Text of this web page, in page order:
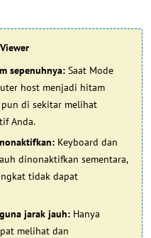
sepenuhnya: Saat Mode
host menjadi hitam
pun di sekitar melihat
Anda.
Keyboard dan
dinonaktifkan sementara,
tidak dapat
jarak jauh: Hanya
melihat dan